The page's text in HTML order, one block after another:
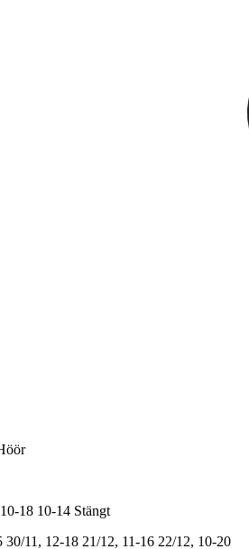
10-18 10-14 Stängt
30/11, 12-18 21/12, 11-16 22/12, 10-20